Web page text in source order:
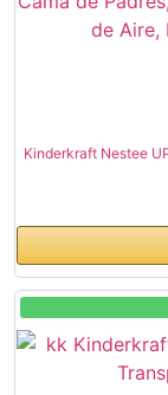
Kinderkraft Nestee